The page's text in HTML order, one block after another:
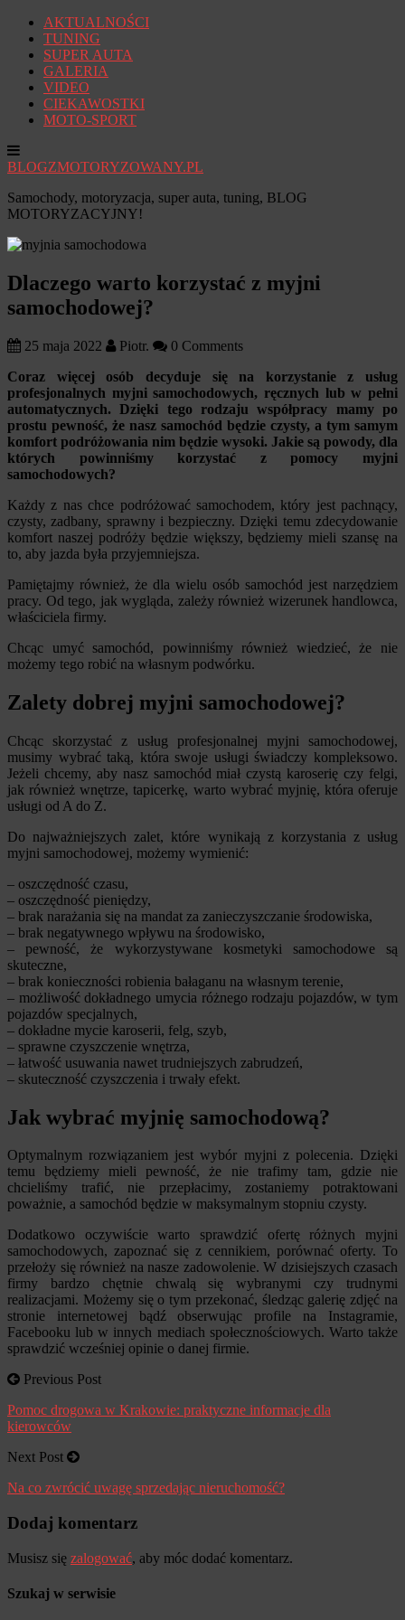
AKTUALNOŚCI
TUNING
SUPER AUTA
GALERIA
VIDEO
CIEKAWOSTKI
MOTO-SPORT
BLOGZMOTORYZOWANY.PL
Samochody, motoryzacja, super auta, tuning, BLOG
MOTORYZACYJNY!
Dlaczego warto korzystać z myjni
samochodowej?
25 maja 2022 Piotr.
0 Comments
Coraz więcej osób decyduje się na korzystanie z usług
profesjonalnych myjni samochodowych, ręcznych lub w pełni
automatycznych. Dzięki tego rodzaju współpracy mamy po
prostu pewność, że nasz samochód będzie czysty, a tym samym
komfort podróżowania nim będzie wysoki. Jakie są powody, dla
których powinniśmy korzystać z pomocy myjni
samochodowych?
Każdy z nas chce podróżować samochodem, który jest pachnący,
czysty, zadbany, sprawny i bezpieczny. Dzięki temu zdecydowanie
komfort naszej podróży będzie większy, będziemy mieli szansę na
to, aby jazda była przyjemniejsza.
Pamiętajmy również, że dla wielu osób samochód jest narzędziem
pracy. Od tego, jak wygląda, zależy również wizerunek handlowca,
właściciela firmy.
Chcąc umyć samochód, powinniśmy również wiedzieć, że nie
możemy tego robić na własnym podwórku.
Zalety dobrej myjni samochodowej?
Chcąc skorzystać z usług profesjonalnej myjni samochodowej,
musimy wybrać taką, która swoje usługi świadczy kompleksowo.
Jeżeli chcemy, aby nasz samochód miał czystą karoserię czy felgi,
jak również wnętrze, tapicerkę, warto wybrać myjnię, która oferuje
usługi od A do Z.
Do najważniejszych zalet, które wynikają z korzystania z usług
myjni samochodowej, możemy wymienić:
– oszczędność czasu,
– oszczędność pieniędzy,
– brak narażania się na mandat za zanieczyszczanie środowiska,
– brak negatywnego wpływu na środowisko,
– pewność, że wykorzystywane kosmetyki samochodowe są
skuteczne,
– brak konieczności robienia bałaganu na własnym terenie,
– możliwość dokładnego umycia różnego rodzaju pojazdów, w tym
pojazdów specjalnych,
– dokładne mycie karoserii, felg, szyb,
– sprawne czyszczenie wnętrza,
– łatwość usuwania nawet trudniejszych zabrudzeń,
– skuteczność czyszczenia i trwały efekt.
Jak wybrać myjnię samochodową?
Optymalnym rozwiązaniem jest wybór myjni z polecenia. Dzięki
temu będziemy mieli pewność, że nie trafimy tam, gdzie nie
chcieliśmy trafić, nie przepłacimy, zostaniemy potraktowani
poważnie, a samochód będzie w maksymalnym stopniu czysty.
Dodatkowo oczywiście warto sprawdzić ofertę różnych myjni
samochodowych, zapoznać się z cennikiem, porównać oferty. To
przełoży się również na nasze zadowolenie. W dzisiejszych czasach
firmy bardzo chętnie chwalą się wybranymi czy trudnymi
realizacjami. Możemy się o tym przekonać, śledząc galerię zdjęć na
stronie internetowej bądź obserwując profile na Instagramie,
Facebooku lub w innych mediach społecznościowych. Warto także
sprawdzić wcześniej opinie o danej firmie.
Previous Post
Pomoc drogowa w Krakowie: praktyczne informacje dla
kierowców
Next Post
Na co zwrócić uwagę sprzedając nieruchomość?
Dodaj komentarz
Musisz się zalogować, aby móc dodać komentarz.
Szukaj w serwisie